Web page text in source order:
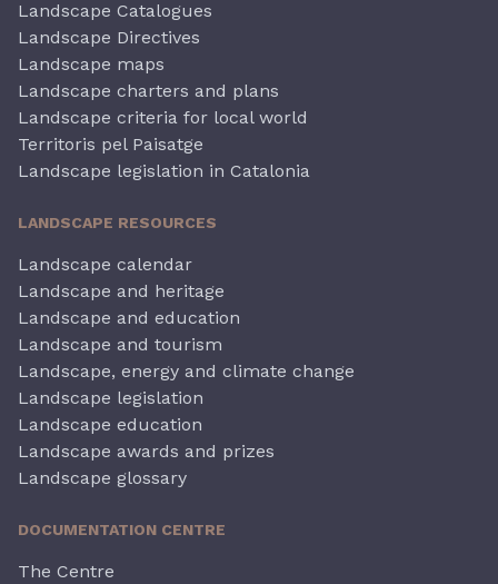
Landscape Catalogues
Landscape Directives
Landscape maps
Landscape charters and plans
Landscape criteria for local world
Territoris pel Paisatge
Landscape legislation in Catalonia
LANDSCAPE RESOURCES
Landscape calendar
Landscape and heritage
Landscape and education
Landscape and tourism
Landscape, energy and climate change
Landscape legislation
Landscape education
Landscape awards and prizes
Landscape glossary
DOCUMENTATION CENTRE
The Centre